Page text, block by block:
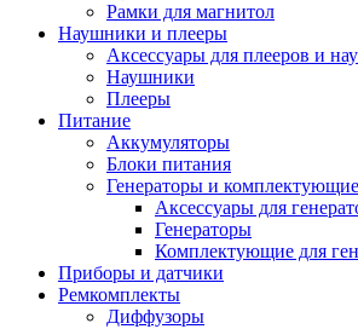
Рамки для магнитол
Наушники и плееры
Аксессуары для плееров и
Наушники
Плееры
Питание
Аккумуляторы
Блоки питания
Генераторы и комплектующие
Аксессуары для
Генераторы
Комплектующие для
Приборы и датчики
Ремкомплекты
Диффузоры